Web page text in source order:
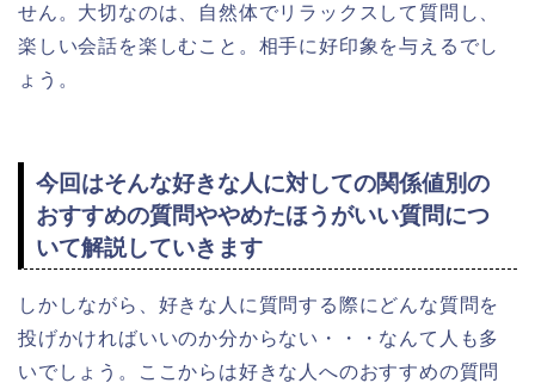
せん。大切なのは、自然体でリラックスして質問し、
楽しい会話を楽しむこと。相手に好印象を与えるでし
ょう。
今回はそんな好きな人に対しての関係値別の
おすすめの質問ややめたほうがいい質問につ
いて解説していきます
しかしながら、好きな人に質問する際にどんな質問を
投げかければいいのか分からない・・・なんて人も多
いでしょう。ここからは好きな人へのおすすめの質問